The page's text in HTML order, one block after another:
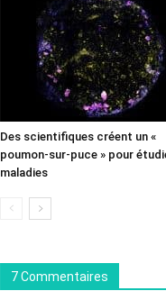
Des scientifiques créent un «
poumon-sur-puce » pour
maladies
7 Commentaires